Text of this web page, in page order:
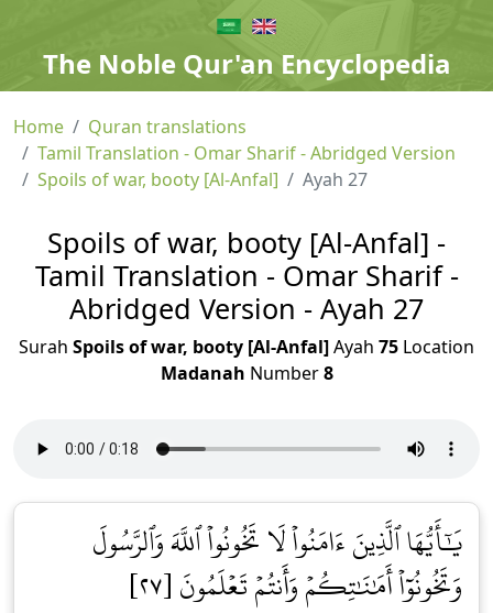
The Noble Qur'an Encyclopedia
Home
Quran translations
Tamil Translation - Omar Sharif - Abridged Version
Spoils of war, booty [Al-Anfal]
Ayah 27
Spoils of war, booty [Al-Anfal] -
Tamil Translation - Omar Sharif -
Abridged Version - Ayah 27
Surah Spoils of war, booty [Al-Anfal]Ayah 75 Location
Madanah Number8
يَٰٓأَيُّهَا ٱلَّذِينَ ءَامَنُواْ لَا تَخُونُواْ ٱللَّهَ وَٱلرَّسُولَ
وَتَخُونُوٓاْ أَمَٰنَٰتِكُمۡ وَأَنتُمۡ تَعۡلَمُونَ [٢٧]